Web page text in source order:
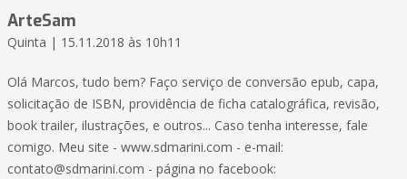
ArteSam
Quinta | 15.11.2018 às 10h11
Olá Marcos, tudo bem? Faço serviço de conversão epub, capa,
solicitação de ISBN, providência de ficha catalográfica, revisão,
book trailer, ilustrações, e outros... Caso tenha interesse, fale
comigo. Meu site - www.sdmarini.com - e-mail:
contato@sdmarini.com - página no facebook: